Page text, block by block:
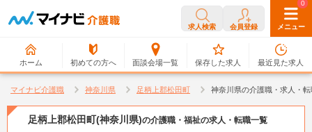
求人検索 会員登録 メニュー
ホーム 初めての方へ 面談会場一覧
0
保存した求人
0
最近見た求人
マイナビ介護職 神奈川県 足柄上郡松田町 神奈川県の介護職・求人・
足柄上郡松田町(神奈川県)の介護職・福祉の求人・転職一覧